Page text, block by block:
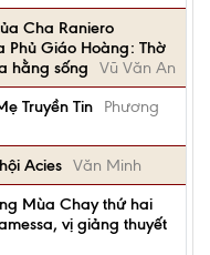
Cha Raniero
Phủ Giáo Hoàng: Thờ
hằng sống
Vũ Văn An
Truyền Tin
Phương
Acies Văn Minh
Mùa Chay thứ hai
vị giảng thuyết